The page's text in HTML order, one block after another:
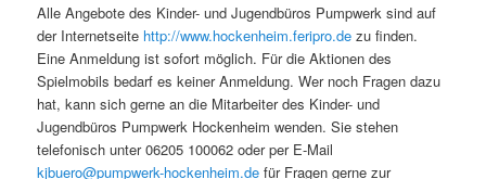
Alle Angebote des Kinder- und Jugendbüros Pumpwerk sind auf
der Internetseite http://www.hockenheim.feripro.de zu finden.
Eine Anmeldung ist sofort möglich. Für die Aktionen des
Spielmobils bedarf es keiner Anmeldung. Wer noch Fragen dazu
hat, kann sich gerne an die Mitarbeiter des Kinder- und
Jugendbüros Pumpwerk Hockenheim wenden. Sie stehen
telefonisch unter 06205 100062 oder per E-Mail
kjbuero@pumpwerk-hockenheim.de für Fragen gerne zur